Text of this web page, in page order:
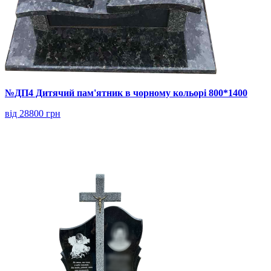
№ДП4 Дитячий пам'ятник в чорному кольорі 800*1400
від 28800 грн